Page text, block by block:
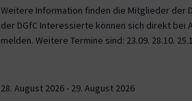
Weitere Information finden die Mitglieder der
der DGfC Interessierte können sich direkt bei
melden. Weitere Termine sind: 23.09. 28.10.
28. August 2026- 29. August 2026